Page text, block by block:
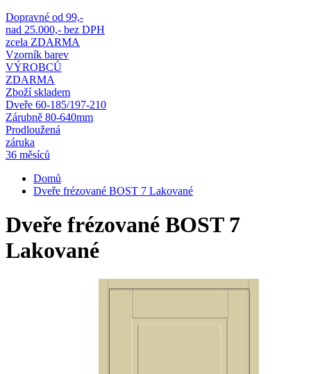
Dopravné od 99,-
nad 25.000,- bez DPH
zcela ZDARMA
Vzorník barev
VÝROBCŮ
ZDARMA
Zboží skladem
Dveře 60-185/197-210
Zárubně 80-640mm
Prodloužená
záruka
36 měsíců
Domů
Dveře frézované BOST 7 Lakované
Dveře frézované BOST 7
Lakované